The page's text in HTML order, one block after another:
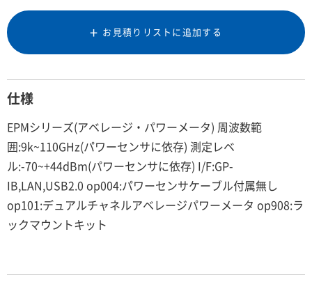
お見積りリストに追加する
仕様
EPMシリーズ(アベレージ・パワーメータ) 周波数範
囲:9k~110GHz(パワーセンサに依存) 測定レベ
ル:-70~+44dBm(パワーセンサに依存) I/F:GP-
IB,LAN,USB2.0 op004:パワーセンサケーブル付属無し
op101:デュアルチャネルアベレージパワーメータ op908:ラ
ックマウントキット